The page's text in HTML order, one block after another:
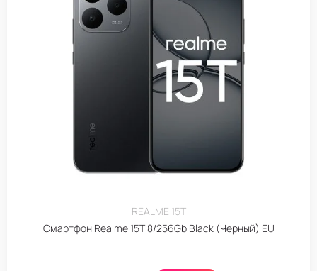
REALME 15T
Смартфон Realme 15T 8/256Gb Black (Черный) EU